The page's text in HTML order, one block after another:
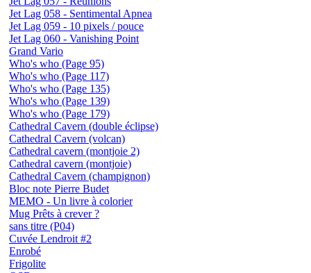
Jet Lag 058 - Sentimental Apnea
Jet Lag 059 - 10 pixels / pouce
Jet Lag 060 - Vanishing Point
Grand Vario
Who's who (Page 95)
Who's who (Page 117)
Who's who (Page 135)
Who's who (Page 139)
Who's who (Page 179)
Cathedral Cavern (double éclipse)
Cathedral Cavern (volcan)
Cathedral cavern (montjoie 2)
Cathedral cavern (montjoie)
Cathedral Cavern (champignon)
Bloc note Pierre Budet
MEMO - Un livre à colorier
Mug Prêts à crever ?
sans titre (P04)
Cuvée Lendroit #2
Enrobé
Frigolite